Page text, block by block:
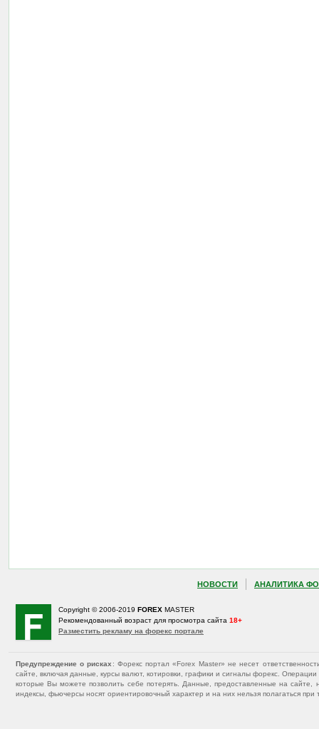
НОВОСТИ АНАЛИТИКА
Copyright © 2006-2019 FOREX MASTER
Рекомендованный возраст для просмотра сайта 18+
Разместить рекламу на форекс портале
Предупреждение о рисках : Форекс портал «Forex Master» не несет
сайте, включая данные, курсы валют, котировки, графики и сигналы форекс.
которые Вы можете позволить себе потерять. Данные, предоставленные на
индексы, фьючерсы носят ориентировочный характер и на них нельзя полагаться при